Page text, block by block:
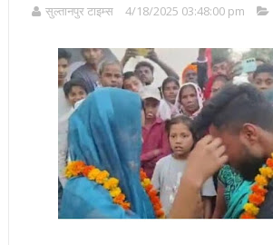
सुल्तानपुर टाइम्स 4/18/2025 03:48:00 pm